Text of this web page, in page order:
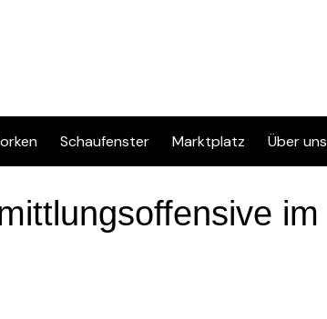
Schaufenster Marktplatz
Info & FAQ
Über uns
im